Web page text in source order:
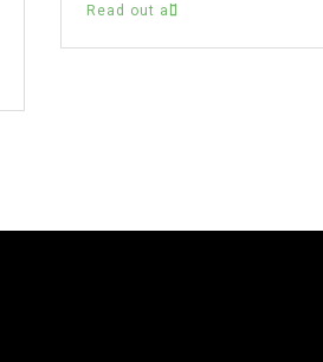
Read out all